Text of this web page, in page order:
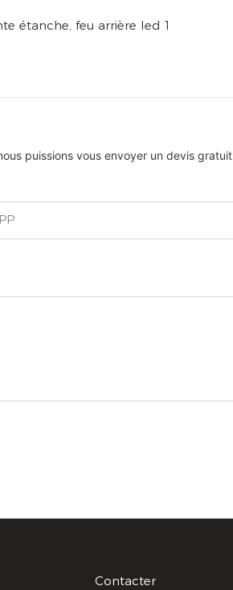
puissions vous envoyer un devis gratuit
Contacter